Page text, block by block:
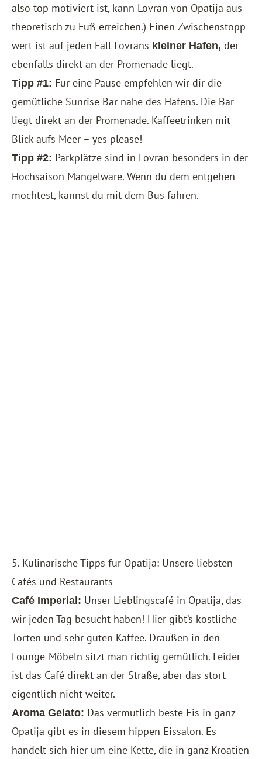
also top motiviert ist, kann Lovran von Opatija aus
theoretisch zu Fuß erreichen.) Einen Zwischenstopp
wert ist auf jeden Fall Lovrans kleiner Hafen, der
ebenfalls direkt an der Promenade liegt.
Tipp #1: Für eine Pause empfehlen wir dir die
gemütliche Sunrise Bar nahe des Hafens. Die Bar
liegt direkt an der Promenade. Kaffeetrinken mit
Blick aufs Meer – yes please!
Tipp #2: Parkplätze sind in Lovran besonders in der
Hochsaison Mangelware. Wenn du dem entgehen
möchtest, kannst du mit dem Bus fahren.
5. Kulinarische Tipps für Opatija: Unsere liebsten
Cafés und Restaurants
Café Imperial: Unser Lieblingscafé in Opatija, das
wir jeden Tag besucht haben! Hier gibt’s köstliche
Torten und sehr guten Kaffee. Draußen in den
Lounge-Möbeln sitzt man richtig gemütlich. Leider
ist das Café direkt an der Straße, aber das stört
eigentlich nicht weiter.
Aroma Gelato: Das vermutlich beste Eis in ganz
Opatija gibt es in diesem hippen Eissalon. Es
handelt sich hier um eine Kette, die in ganz Kroatien